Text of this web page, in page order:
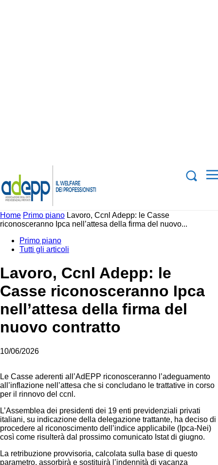
Home Primo piano Lavoro, Ccnl Adepp: le Casse
riconosceranno Ipca nell’attesa della firma del nuovo...
Primo piano
Tutti gli articoli
Lavoro, Ccnl Adepp: le
Casse riconosceranno Ipca
nell’attesa della firma del
nuovo contratto
10/06/2026
Le Casse aderenti all’AdEPP riconosceranno l’adeguamento
all’inflazione nell’attesa che si concludano le trattative in corso
per il rinnovo del ccnl.
L’Assemblea dei presidenti dei 19 enti previdenziali privati
italiani, su indicazione della delegazione trattante, ha deciso di
procedere al riconoscimento dell’indice applicabile (Ipca-Nei)
così come risulterà dal prossimo comunicato Istat di giugno.
La retribuzione provvisoria, calcolata sulla base di questo
parametro, assorbirà e sostituirà l’indennità di vacanza